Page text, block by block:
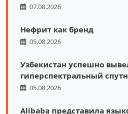
07.08.2026
Нефрит как бренд
05.08.2026
Узбекистан успешно
гиперспектральный
05.08.2026
Alibaba представила